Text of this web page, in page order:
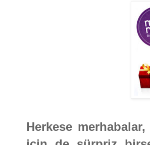
Herkese